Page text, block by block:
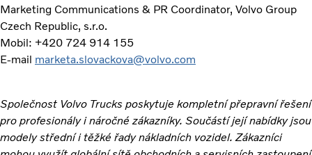
Marketing Communications & PR Coordinator, Volvo Group
Czech Republic, s.r.o.
Mobil: +420 724 914 155
E-mail marketa.slovackova@volvo.com
Společnost Volvo Trucks poskytuje kompletní přepravní řešení
pro profesionály i náročné zákazníky. Součástí její nabídky jsou
modely střední i těžké řady nákladních vozidel. Zákazníci